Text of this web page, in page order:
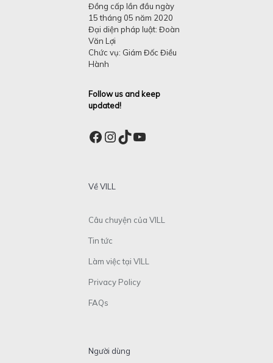
Đồng cấp lần đầu ngày
15 tháng 05 năm 2020
Đại diện pháp luật: Đoàn
Văn Lợi
Chức vụ: Giám Đốc Điều
Hành
Follow us and keep
updated!
Facebook
Instagram
TikTok
YouTube
Về VILL
Câu chuyện của VILL
Tin tức
Làm việc tại VILL
Privacy Policy
FAQs
Người dùng